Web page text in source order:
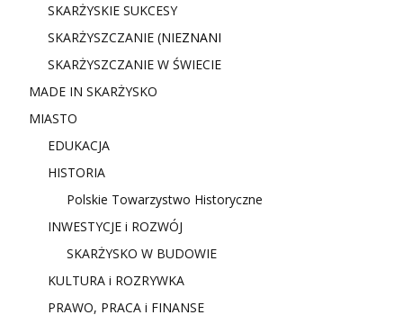
SKARŻYSKIE SUKCESY
SKARŻYSZCZANIE (NIEZNANI
SKARŻYSZCZANIE W ŚWIECIE
MADE IN SKARŻYSKO
MIASTO
EDUKACJA
HISTORIA
Polskie Towarzystwo Historyczne
INWESTYCJE i ROZWÓJ
SKARŻYSKO W BUDOWIE
KULTURA i ROZRYWKA
PRAWO, PRACA i FINANSE